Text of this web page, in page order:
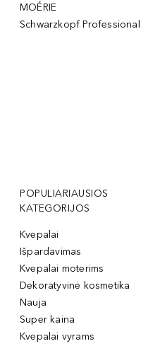
MOÉRIE
Schwarzkopf Professional
POPULIARIAUSIOS
KATEGORIJOS
Kvepalai
Išpardavimas
Kvepalai moterims
Dekoratyvinė kosmetika
Nauja
Super kaina
Kvepalai vyrams